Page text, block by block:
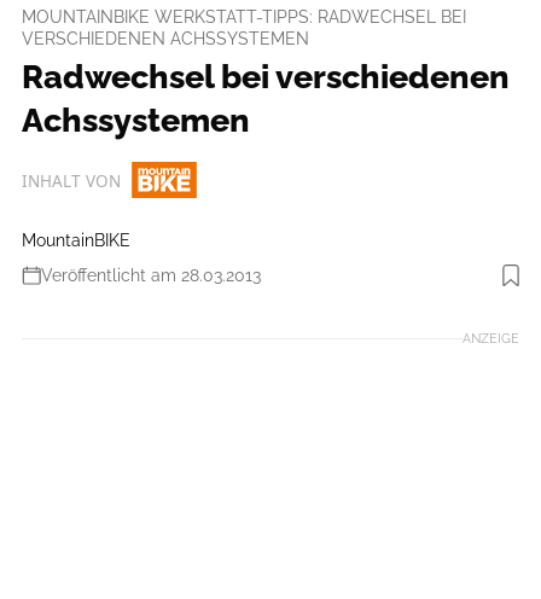
MOUNTAINBIKE WERKSTATT-TIPPS: RADWECHSEL BEI
VERSCHIEDENEN ACHSSYSTEMEN
Radwechsel bei verschiedenen
Achssystemen
INHALT VON
MountainBIKE
Veröffentlicht am 28.03.2013
ANZEIGE